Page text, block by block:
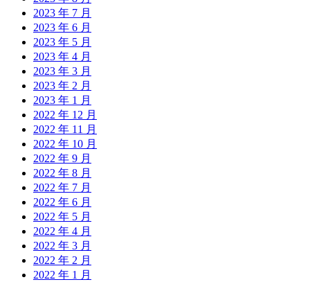
2023 年 7 月
2023 年 6 月
2023 年 5 月
2023 年 4 月
2023 年 3 月
2023 年 2 月
2023 年 1 月
2022 年 12 月
2022 年 11 月
2022 年 10 月
2022 年 9 月
2022 年 8 月
2022 年 7 月
2022 年 6 月
2022 年 5 月
2022 年 4 月
2022 年 3 月
2022 年 2 月
2022 年 1 月